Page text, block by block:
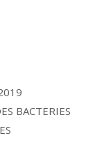
BACTERIES